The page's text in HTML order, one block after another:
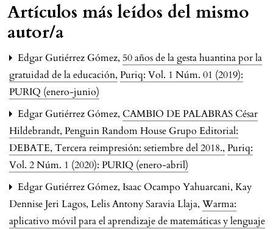
Artículos más leídos del mismo
autor/a
Edgar Gutiérrez Gómez, 50 años de la gesta huantina por la
gratuidad de la educación, Puriq: Vol. 1 Núm. 01 (2019):
PURIQ (enero-junio)
Edgar Gutiérrez Gómez, CAMBIO DE PALABRAS César
Hildebrandt, Penguin Random House Grupo Editorial:
DEBATE, Tercera reimpresión: setiembre del 2018., Puriq:
Vol. 2 Núm. 1 (2020): PURIQ (enero-abril)
Edgar Gutiérrez Gómez, Isaac Ocampo Yahuarcani, Kay
Dennise Jeri Lagos, Lelis Antony Saravia Llaja, Warma:
aplicativo móvil para el aprendizaje de matemáticas y lenguaje